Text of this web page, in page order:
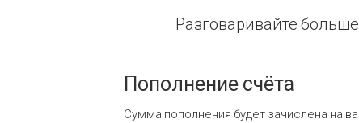
Разговаривайте
Пополнение счёта
Сумма пополнения будет зачислена на